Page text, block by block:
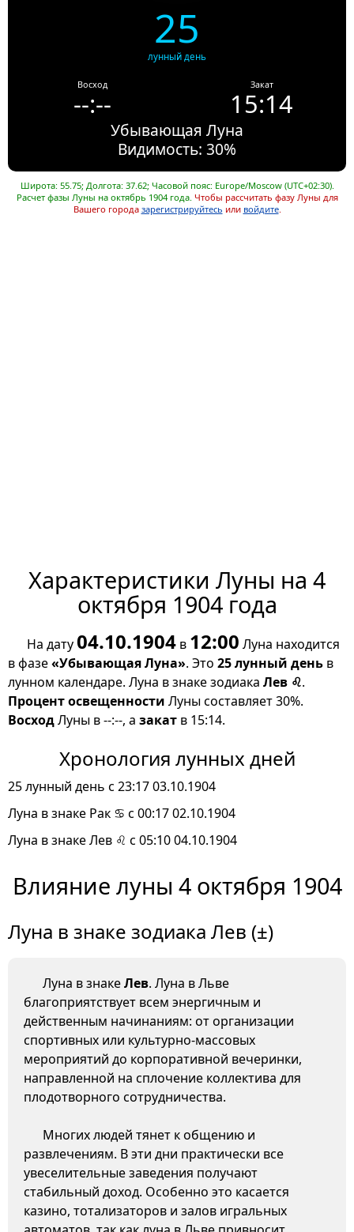
25
лунный день
Восход
--:--
Закат
15:14
Убывающая Луна
Видимость: 30%
Широта: 55.75; Долгота: 37.62; Часовой пояс: Europe/Moscow (UTC+02:30).
Расчет фазы Луны на октябрь 1904 года. Чтобы рассчитать фазу Луны для
Вашего города зарегистрируйтесь или войдите.
Характеристики Луны на 4
октября 1904 года
На дату04.10.1904 в 12:00 Луна находится
в фазе«Убывающая Луна». Это 25 лунный день в
лунном календаре. Луна в знаке зодиака Лев ♌.
Процент освещенности Луны составляет 30%.
ВосходЛуны в --:--, а закат в 15:14.
Хронология лунных дней
25 лунный день с 23:17 03.10.1904
Луна в знаке Рак ♋ с 00:17 02.10.1904
Луна в знаке Лев ♌ с 05:10 04.10.1904
Влияние луны 4 октября 1904
Луна в знаке зодиака Лев (±)
Луна в знакеЛев. Луна в Льве
благоприятствует всем энергичным и
действенным начинаниям: от организации
спортивных или культурно-массовых
мероприятий до корпоративной вечеринки,
направленной на сплочение коллектива для
плодотворного сотрудничества.
Многих людей тянет к общению и
развлечениям. В эти дни практически все
увеселительные заведения получают
стабильный доход. Особенно это касается
казино, тотализаторов и залов игральных